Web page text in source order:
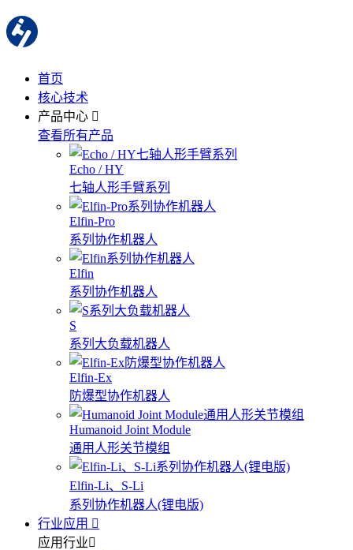
首页
核心技术
产品中心
查看所有产品
Echo / HY
七轴人形手臂系列
Elfin-Pro
系列协作机器人
Elfin
系列协作机器人
S
系列大负载机器人
Elfin-Ex
防爆型协作机器人
Humanoid Joint Module
通用人形关节模组
Elfin-Li、S-Li
系列协作机器人(锂电版)
行业应用
应用行业